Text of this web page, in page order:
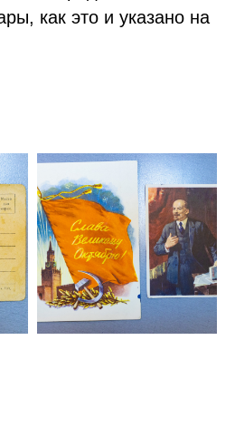
как это и указано на